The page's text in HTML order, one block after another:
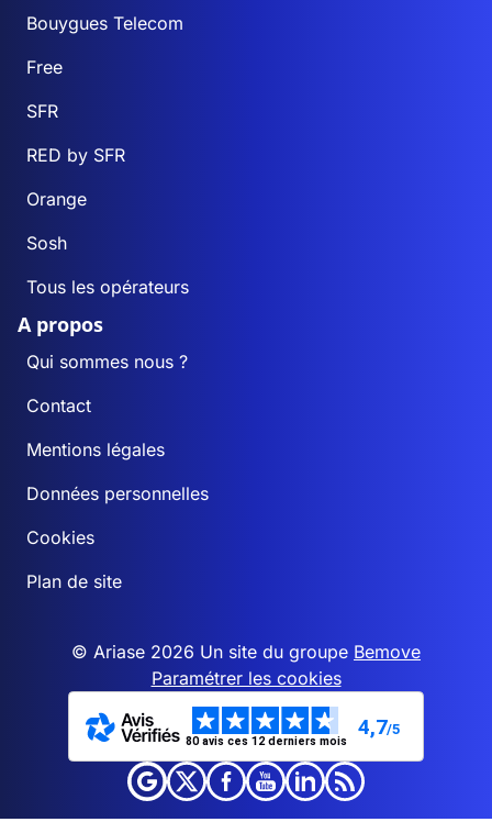
Bouygues Telecom
Free
SFR
RED by SFR
Orange
Sosh
Tous les opérateurs
A propos
Qui sommes nous ?
Contact
Mentions légales
Données personnelles
Cookies
Plan de site
© Ariase 2026 Un site du groupe Bemove
Paramétrer les cookies
80 avis ces 12 derniers mois
4,7/5